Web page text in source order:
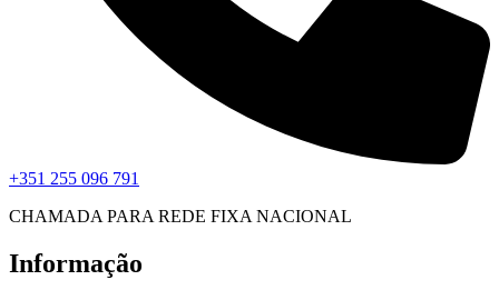
+351 255 096 791
CHAMADA PARA REDE FIXA NACIONAL
Informação